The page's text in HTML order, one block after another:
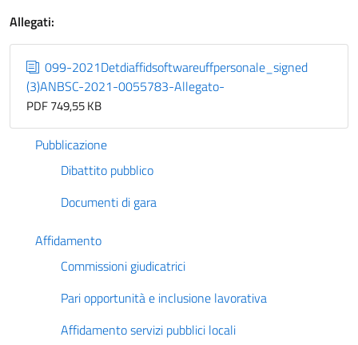
Allegati:
099-2021Detdiaffidsoftwareuffpersonale_signed
(3)ANBSC-2021-0055783-Allegato-
PDF 749,55 KB
Pubblicazione
Dibattito pubblico
Documenti di gara
Affidamento
Commissioni giudicatrici
Pari opportunità e inclusione lavorativa
Affidamento servizi pubblici locali